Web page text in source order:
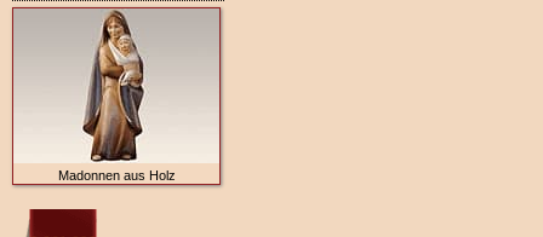
Madonnen aus Holz